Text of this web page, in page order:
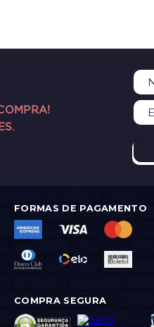
FORMAS DE PAGAMENTO
COMPRA SEGURA